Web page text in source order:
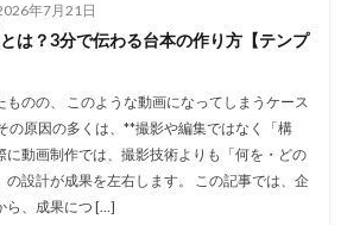
年7月21日
は？3分で伝わる台本の作り方【テンプ
のの、 このような動画になってしまうケース
の原因の多くは、**撮影や編集ではなく「構
に動画制作では、撮影技術よりも「何を・どの
の設計が成果を左右します。 この記事では、企
ら、成果につ […]